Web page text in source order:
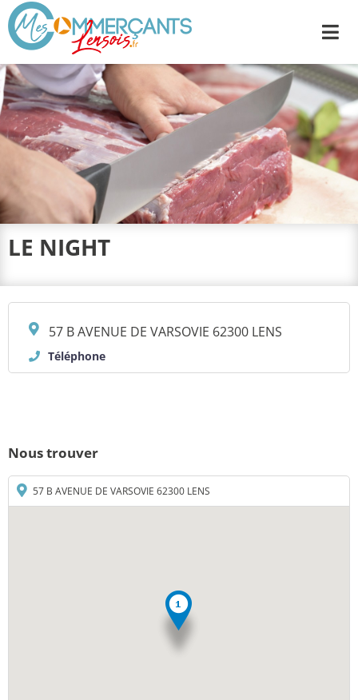
LE NIGHT
57 B AVENUE DE VARSOVIE 62300 LENS
Téléphone
Nous trouver
57 B AVENUE DE VARSOVIE 62300 LENS